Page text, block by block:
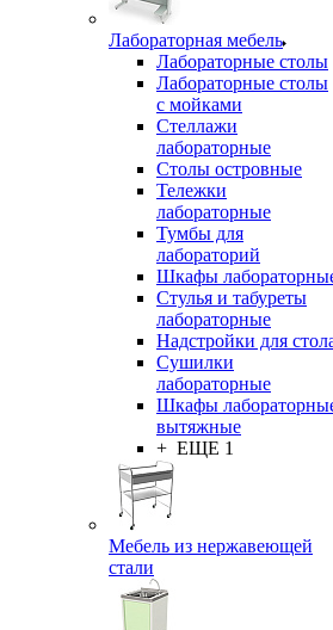
Лабораторная мебель
Лабораторные столы
Лабораторные столы
с мойками
Стеллажи
лабораторные
Столы островные
Тележки
лабораторные
Тумбы для
лабораторий
Шкафы
Стулья и табуреты
лабораторные
Надстройки для
Сушилки
лабораторные
Шкафы
вытяжные
+ ЕЩЕ 1
Мебель из нержавеющей
стали